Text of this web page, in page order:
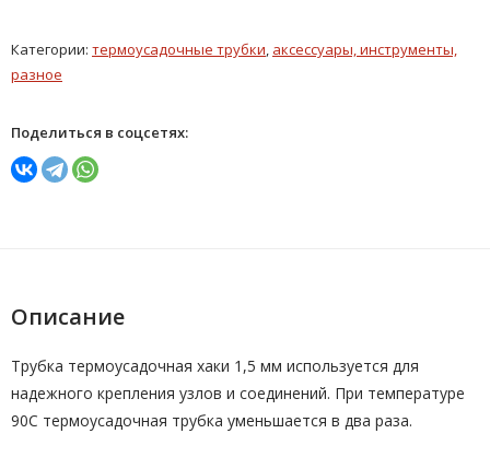
Категории: термоусадочные трубки аксессуары, инструменты,
разное
Поделиться в соцсетях:
Описание
Трубка термоусадочная хаки 1,5 мм используется для
надежного крепления узлов и соединений. При температуре
90С термоусадочная трубка уменьшается в два раза.